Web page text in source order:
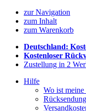
zur Navigation
zum Inhalt
zum Warenkorb
Deutschland:
Kostenloser
Zustellung in 2
Hilfe
Wo ist